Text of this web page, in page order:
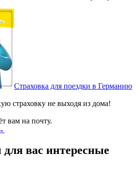
Страховка для поездки в Германию
страховку не выходя из дома!
вам на почту.
вас интересные